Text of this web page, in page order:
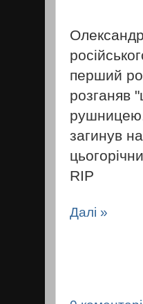
Олександр
перший
розганяв
рушницею.
загинув
RIP
Далі »